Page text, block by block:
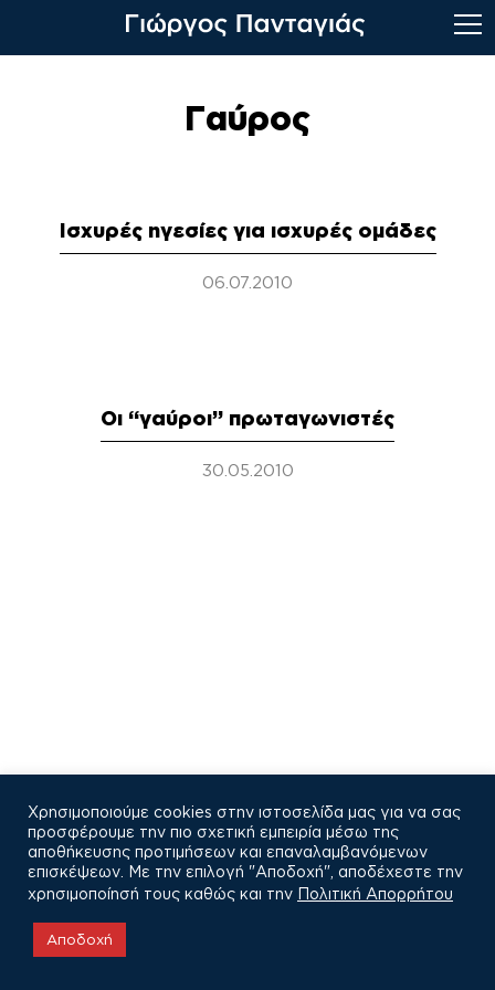
Γαύρος
Ισχυρές ηγεσίες για ισχυρές ομάδες
06.07.2010
Οι “γαύροι” πρωταγωνιστές
30.05.2010
Χρησιμοποιούμε cookies στην ιστοσελίδα μας για να σας
προσφέρουμε την πιο σχετική εμπειρία μέσω της
αποθήκευσης προτιμήσεων και επαναλαμβανόμενων
επισκέψεων. Με την επιλογή "Αποδοχή", αποδέχεστε την
χρησιμοποίησή τους καθώς και την Πολιτική Απορρήτου
Αποδοχή